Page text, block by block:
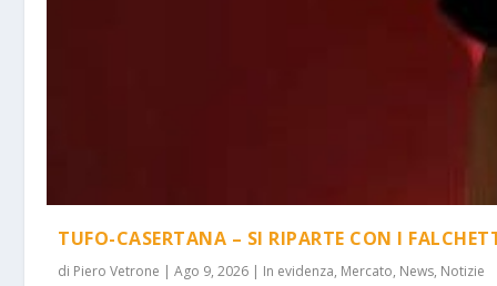
TUFO-CASERTANA – SI RIPARTE CON I
di Piero Vetrone |Ago 9, 2026 | In evidenza, Mercato, News, Notizie